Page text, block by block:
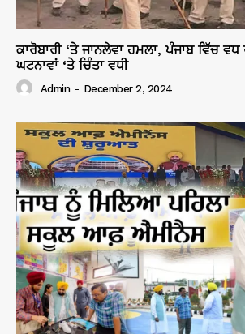
ਕਾਰੋਬਾਰੀ ‘ਤੇ ਜਾਨਲੇਵਾ ਹਮਲਾ, ਪੰਜਾਬ ਵਿੱਚ
ਘਟਨਾਵਾਂ ‘ਤੇ ਚਿੰਤਾ ਵਧੀ
Admin - December 2, 2024